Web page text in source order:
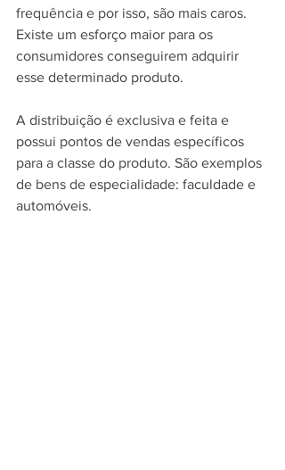
frequência e por isso, são mais caros.
Existe um esforço maior para os
consumidores conseguirem adquirir
esse determinado produto.
A distribuição é exclusiva e feita e
possui pontos de vendas específicos
para a classe do produto. São exemplos
de bens de especialidade: faculdade e
automóveis.